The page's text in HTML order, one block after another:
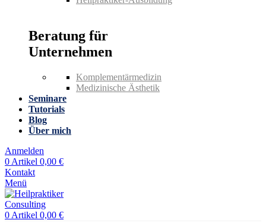
Beratung für
Unternehmen
Komplementärmedizin
Medizinische Ästhetik
Seminare
Tutorials
Blog
Über mich
Anmelden
0 Artikel 0,00 €
Kontakt
Menü
0 Artikel 0,00 €